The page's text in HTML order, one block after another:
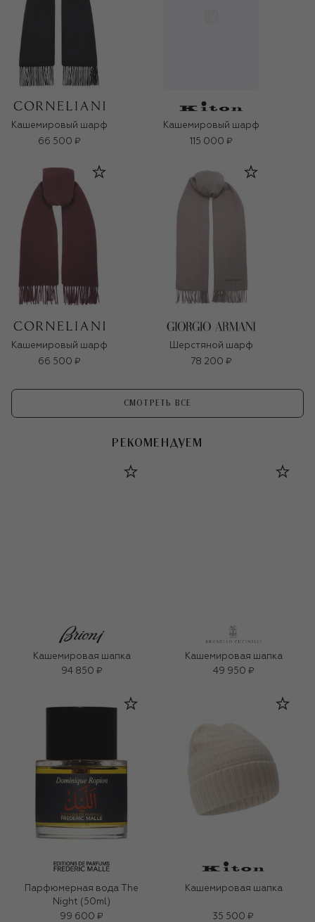
Кашемировый шарф
66 500 ₽
Кашемировый шарф
115 000 ₽
Кашемировый шарф
66 500 ₽
Шерстяной шарф
78 200 ₽
СМОТРЕТЬ ВСЕ
РЕКОМЕНДУЕМ
Кашемировая шапка
94 850 ₽
Кашемировая шапка
49 950 ₽
Парфюмерная вода The
Night (50ml)
99 600 ₽
Кашемировая шапка
35 500 ₽